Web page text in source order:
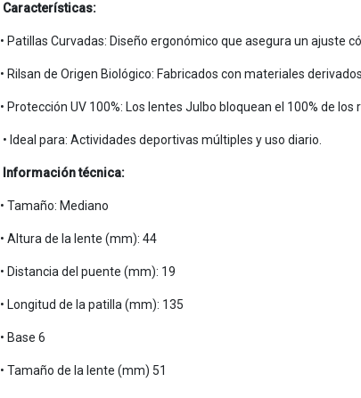
Características:
• Patillas Curvadas: Diseño ergonómico que asegura un ajuste
• Rilsan de Origen Biológico: Fabricados con materiales
• Protección UV 100%: Los lentes Julbo bloquean el 100% de los
• Ideal para: Actividades deportivas múltiples y uso diario.
Información técnica:
• Tamaño: Mediano
• Altura de la lente (mm): 44
• Distancia del puente (mm): 19
• Longitud de la patilla (mm): 135
• Base 6
• Tamaño de la lente (mm) 51